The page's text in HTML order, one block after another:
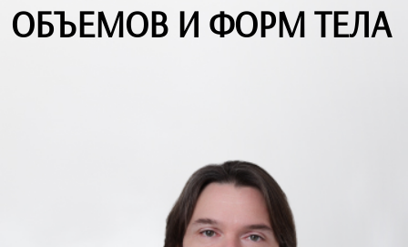
ОБЪЕМОВ И ФОРМ ТЕЛА